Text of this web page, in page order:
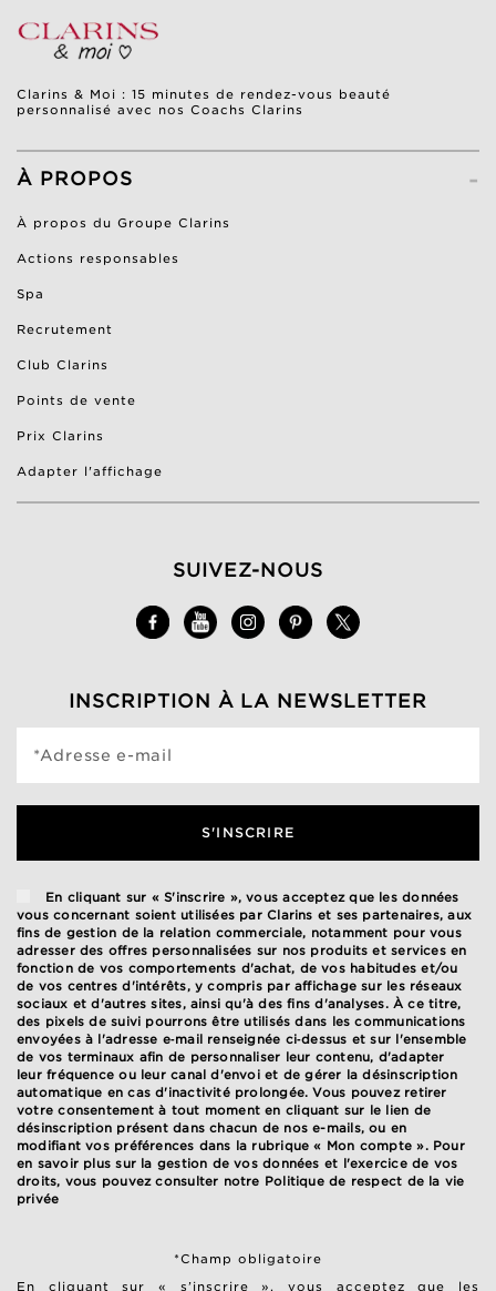
Clarins & Moi : 15 minutes de rendez-vous beauté
personnalisé avec nos Coachs Clarins
-
À PROPOS
À propos du Groupe Clarins
Actions responsables
Spa
Recrutement
Club Clarins
Points de vente
Prix Clarins
Adapter l'affichage
SUIVEZ-NOUS
INSCRIPTION À LA NEWSLETTER
*Adresse e-mail
S'INSCRIRE
En cliquant sur « S'inscrire », vous acceptez que les données
vous concernant soient utilisées par Clarins et ses partenaires, aux
fins de gestion de la relation commerciale, notamment pour vous
adresser des offres personnalisées sur nos produits et services en
fonction de vos comportements d'achat, de vos habitudes et/ou
de vos centres d'intérêts, y compris par affichage sur les réseaux
sociaux et d'autres sites, ainsi qu'à des fins d'analyses. À ce titre,
des pixels de suivi pourrons être utilisés dans les communications
envoyées à l'adresse e‑mail renseignée ci‑dessus et sur l'ensemble
de vos terminaux afin de personnaliser leur contenu, d'adapter
leur fréquence ou leur canal d'envoi et de gérer la désinscription
automatique en cas d'inactivité prolongée. Vous pouvez retirer
votre consentement à tout moment en cliquant sur le lien de
désinscription présent dans chacun de nos e-mails, ou en
modifiant vos préférences dans la rubrique « Mon compte ». Pour
en savoir plus sur la gestion de vos données et l'exercice de vos
droits, vous pouvez consulter notre Politique de respect de la vie
privée
*Champ obligatoire
En cliquant sur « s’inscrire », vous acceptez que les